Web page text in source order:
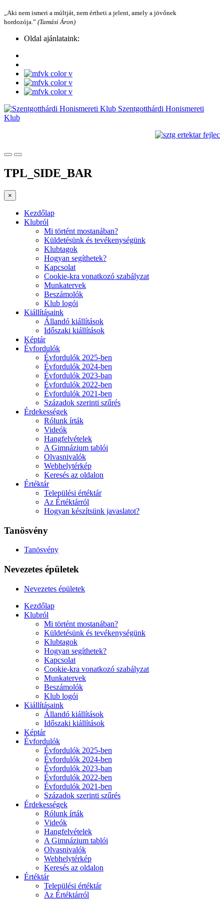
„Aki nem ismeri a múltját, nem értheti a jelent, amely a jövőnek
hordozója.” (Tamási Áron)
Oldal ajánlataink:
Szentgotthárdi Honismereti
Klub
TPL_SIDE_BAR
×
Kezdőlap
Klubról
Mi történt mostanában?
Küldetésünk és tevékenységünk
Klubtagok
Hogyan segíthetek?
Kapcsolat
Cookie-kra vonatkozó szabályzat
Munkatervek
Beszámolók
Klub logói
Kiállításaink
Állandó kiállítások
Időszaki kiállítások
Képtár
Évfordulók
Évfordulók 2025-ben
Évfordulók 2024-ben
Évfordulók 2023-ban
Évfordulók 2022-ben
Évfordulók 2021-ben
Századok szerinti szűrés
Érdekességek
Rólunk írták
Videók
Hangfelvételek
A Gimnázium tablói
Olvasnivalók
Webhelytérkép
Keresés az oldalon
Értéktár
Települési értéktár
Az Értéktárról
Hogyan készítsünk javaslatot?
Tanösvény
Tanösvény
Nevezetes épületek
Nevezetes épületek
Kezdőlap
Klubról
Mi történt mostanában?
Küldetésünk és tevékenységünk
Klubtagok
Hogyan segíthetek?
Kapcsolat
Cookie-kra vonatkozó szabályzat
Munkatervek
Beszámolók
Klub logói
Kiállításaink
Állandó kiállítások
Időszaki kiállítások
Képtár
Évfordulók
Évfordulók 2025-ben
Évfordulók 2024-ben
Évfordulók 2023-ban
Évfordulók 2022-ben
Évfordulók 2021-ben
Századok szerinti szűrés
Érdekességek
Rólunk írták
Videók
Hangfelvételek
A Gimnázium tablói
Olvasnivalók
Webhelytérkép
Keresés az oldalon
Értéktár
Települési értéktár
Az Értéktárról